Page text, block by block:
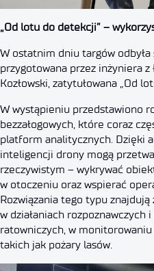
„Od lotu do detekcji” –
W ostatnim dniu targów
przygotowana przez inżyniera
Kozłowski, zatytułowana „Od
W wystąpieniu przedstawiono
bezzałogowych, które coraz
platform analitycznych. Dzięki
inteligencji drony mogą
rzeczywistym – wykrywać
w otoczeniu oraz wspierać
Rozwiązania tego typu znajdują
w działaniach rozpoznawczych
ratowniczych, w
takich jak pożary lasów.